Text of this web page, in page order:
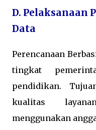
D. Pelaksanaan
Data
Perencanaan
tingkat
pendidikan.
kualitas
menggunakan